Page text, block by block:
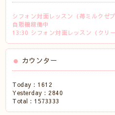
シフォン対面レッスン（苺ミルクゼブ
自販機稼働中
13:30 シフォン対面レッスン（クリー
カウンター
Today : 1612
Yesterday : 2840
Total : 1573333